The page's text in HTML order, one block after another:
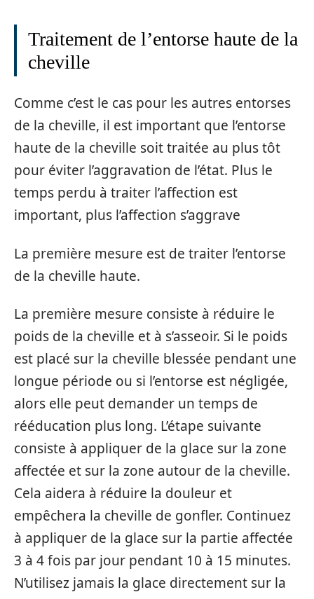
Traitement de l’entorse haute de la
cheville
Comme c’est le cas pour les autres entorses
de la cheville, il est important que l’entorse
haute de la cheville soit traitée au plus tôt
pour éviter l’aggravation de l’état. Plus le
temps perdu à traiter l’affection est
important, plus l’affection s’aggrave
La première mesure est de traiter l’entorse
de la cheville haute.
La première mesure consiste à réduire le
poids de la cheville et à s’asseoir. Si le poids
est placé sur la cheville blessée pendant une
longue période ou si l’entorse est négligée,
alors elle peut demander un temps de
rééducation plus long. L’étape suivante
consiste à appliquer de la glace sur la zone
affectée et sur la zone autour de la cheville.
Cela aidera à réduire la douleur et
empêchera la cheville de gonfler. Continuez
à appliquer de la glace sur la partie affectée
3 à 4 fois par jour pendant 10 à 15 minutes.
N’utilisez jamais la glace directement sur la